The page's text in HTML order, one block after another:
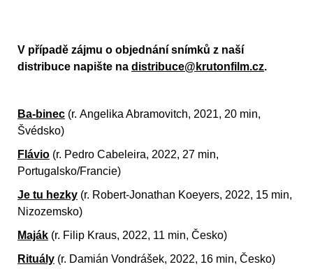
V případě zájmu o objednání snímků z naší
distribuce napište na distribuce@krutonfilm.cz.
Ba-binec (r. Angelika Abramovitch, 2021, 20 min,
Švédsko)
Flávio (r. Pedro Cabeleira, 2022, 27 min,
Portugalsko/Francie)
Je tu hezky (r. Robert-Jonathan Koeyers, 2022, 15 min,
Nizozemsko)
Maják (r. Filip Kraus, 2022, 11 min, Česko)
Rituály (r. Damián Vondrášek, 2022, 16 min, Česko)